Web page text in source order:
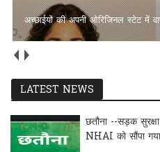
अच्छाईयों की अपनी ओरिजिनल स्टेट में
LATEST NEWS
छतौना --सड़क
NHAI को सौंपा गया